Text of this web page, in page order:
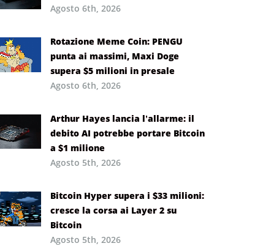
Agosto 6th, 2026
Rotazione Meme Coin: PENGU
punta ai massimi, Maxi Doge
supera $5 milioni in presale
Agosto 6th, 2026
Arthur Hayes lancia l’allarme: il
debito AI potrebbe portare Bitcoin
a $1 milione
Agosto 5th, 2026
Bitcoin Hyper supera i $33 milioni:
cresce la corsa ai Layer 2 su
Bitcoin
Agosto 5th, 2026